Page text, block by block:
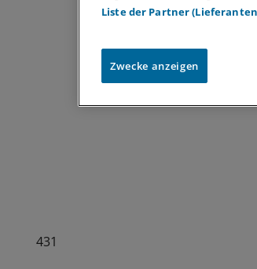
431
Liste der Partner
Zwecke anzeigen